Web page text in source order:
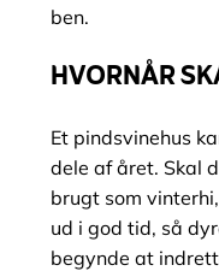
ben.
HVORNÅR
Et pindsvinehus
dele af året. Skal
brugt som
ud i god tid, så
begynde at